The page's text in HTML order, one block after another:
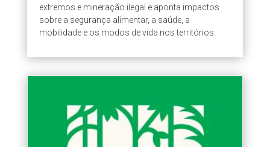
extremos e mineração ilegal e aponta impactos
sobre a segurança alimentar, a saúde, a
mobilidade e os modos de vida nos territórios.